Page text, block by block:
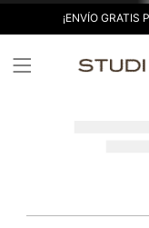
¡ENVÍO GRATIS